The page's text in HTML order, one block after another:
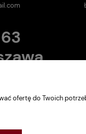
ofertę do Twoich